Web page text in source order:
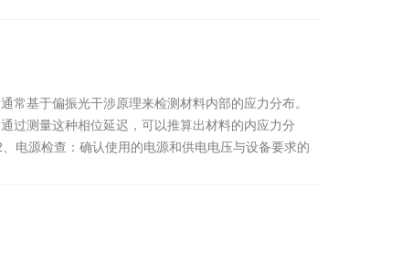
基于偏振光干涉原理来检测材料内部的应力分布。
过测量这种相位延迟，可以推算出材料的内应力分
电源检查：确认使用的电源和供电电压与设备要求的